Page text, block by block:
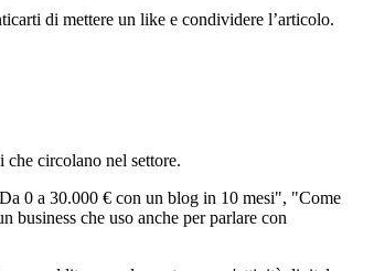
di mettere un like e condividere l’articolo.
circolano nel settore.
0 a 30.000 € con un blog in 10 mesi", "Come
che uso anche per parlare con